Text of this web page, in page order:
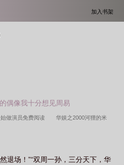
加入书架
偶像我十分想见周易
做演员免费阅读 华娱之2000河狸的米
校版TXT 华娱之2000起点 华娱之2000
退场！”“双周一孙，三分天下，华